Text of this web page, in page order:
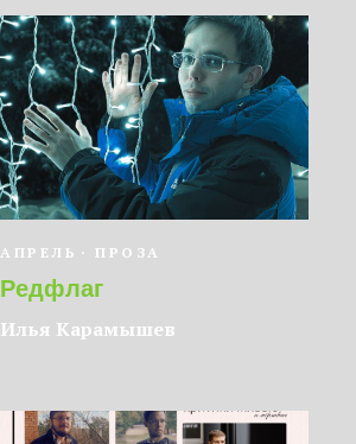
АПРЕЛЬ ПРОЗА
Редфлаг
Илья Карамышев